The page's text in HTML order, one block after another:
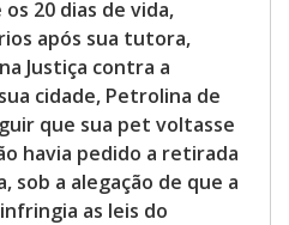
20 dias de vida,
após sua tutora,
Justiça contra a
cidade, Petrolina de
que sua pet voltasse
havia pedido a retirada
sob a alegação de que a
as leis do